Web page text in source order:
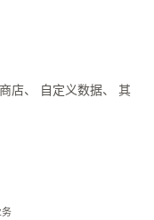
店、 自定义数据、 其